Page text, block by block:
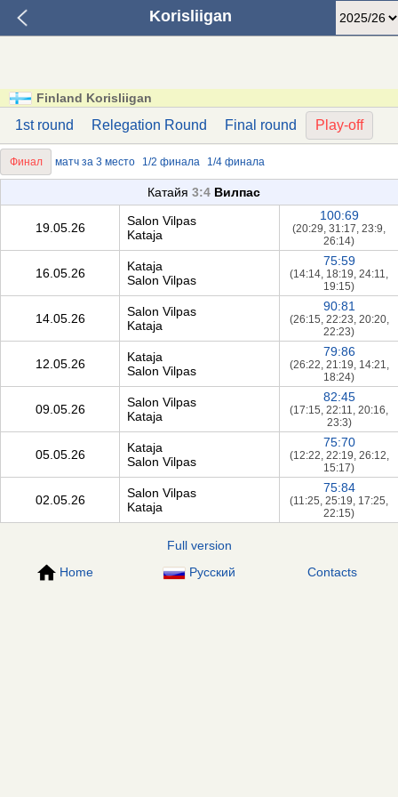
Korisliigan
Finland Korisliigan
1st round Relegation Round Final round Play-off
Финал матч за 3 место 1/2 финала 1/4 финала
Катайя 3:4 Вилпас
19.05.26
Salon Vilpas
Kataja
100:69
(20:29, 31:17, 23:9,
26:14)
16.05.26
Kataja
Salon Vilpas
75:59
(14:14, 18:19, 24:11,
19:15)
14.05.26
Salon Vilpas
Kataja
90:81
(26:15, 22:23, 20:20,
22:23)
12.05.26
Kataja
Salon Vilpas
79:86
(26:22, 21:19, 14:21,
18:24)
09.05.26
Salon Vilpas
Kataja
82:45
(17:15, 22:11, 20:16,
23:3)
05.05.26
Kataja
Salon Vilpas
75:70
(12:22, 22:19, 26:12,
15:17)
02.05.26
Salon Vilpas
Kataja
75:84
(11:25, 25:19, 17:25,
22:15)
Full version
Home
Русский Contacts